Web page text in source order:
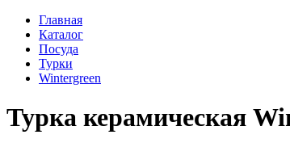
Главная
Каталог
Посуда
Турки
Wintergreen
Турка керамическая